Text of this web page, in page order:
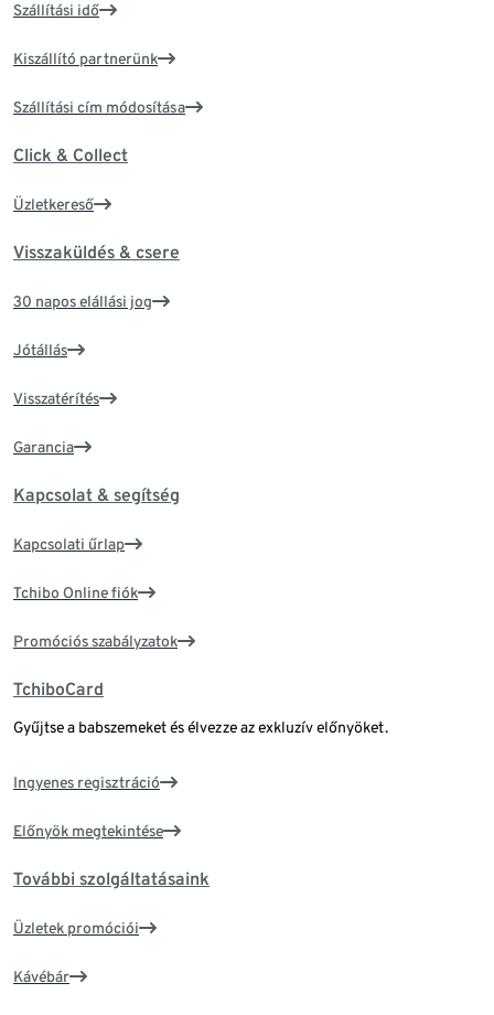
Szállítási idő
Kiszállító partnerünk
Szállítási cím módosítása
Click & Collect
Üzletkereső
Visszaküldés & csere
30 napos elállási jog
Jótállás
Visszatérítés
Garancia
Kapcsolat & segítség
Kapcsolati űrlap
Tchibo Online fiók
Promóciós szabályzatok
TchiboCard
Gyűjtse a babszemeket és élvezze az exkluzív előnyöket.
Ingyenes regisztráció
Előnyök megtekintése
További szolgáltatásaink
Üzletek promóciói
Kávébár